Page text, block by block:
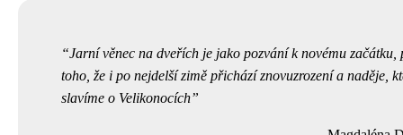
Jarní věnec na dveřích je jako pozvání k novému začátku,
toho, že i po nejdelší zimě přichází znovuzrození a naděje,
slavíme o Velikonocích